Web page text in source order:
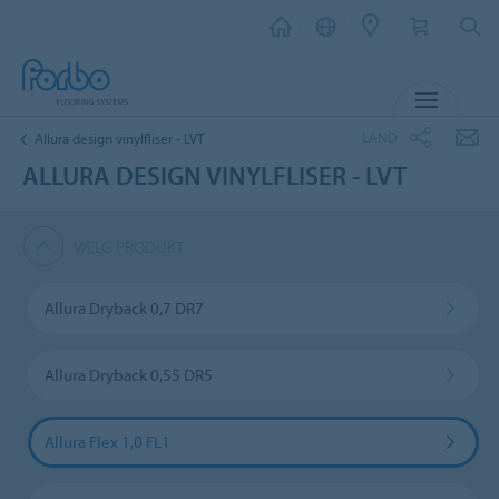
Allura design vinylfliser - LVT
ALLURA DESIGN VINYLFLISER - LVT
Allura Dryback 0,7 DR7
Allura Dryback 0,55 DR5
Allura Flex 1,0 FL1